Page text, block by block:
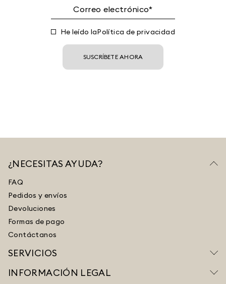
He leído laPolítica de privacidad
SUSCRÍBETE AHORA
¿NECESITAS AYUDA?
FAQ
Pedidos y envíos
Devoluciones
Formas de pago
Contáctanos
SERVICIOS
INFORMACIÓN LEGAL